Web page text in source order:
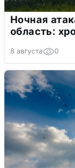
Ночная
область:
8 августа 0